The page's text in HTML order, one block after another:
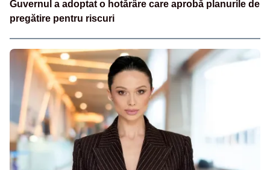
Guvernul a adoptat o hotărâre care aprobă planurile de
pregătire pentru riscuri